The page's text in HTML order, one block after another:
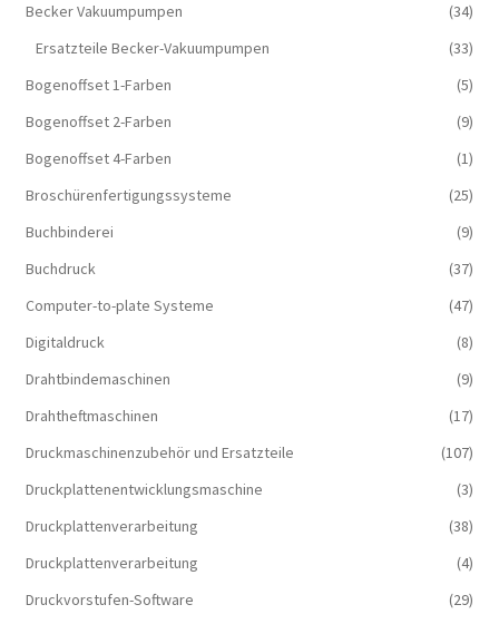
Becker Vakuumpumpen
(34)
Ersatzteile Becker-Vakuumpumpen
(33)
Bogenoffset 1-Farben
(5)
Bogenoffset 2-Farben
(9)
Bogenoffset 4-Farben
(1)
Broschürenfertigungssysteme
(25)
Buchbinderei
(9)
Buchdruck
(37)
Computer-to-plate Systeme
(47)
Digitaldruck
(8)
Drahtbindemaschinen
(9)
Drahtheftmaschinen
(17)
Druckmaschinenzubehör und Ersatzteile
(107)
Druckplattenentwicklungsmaschine
(3)
Druckplattenverarbeitung
(38)
Druckplattenverarbeitung
(4)
Druckvorstufen-Software
(29)